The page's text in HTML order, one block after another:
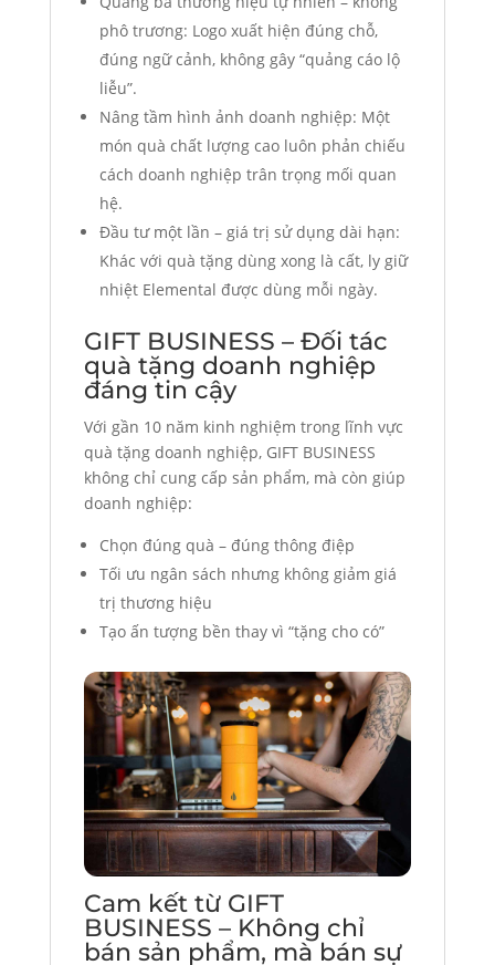
phô trương: Logo xuất hiện đúng chỗ,
đúng ngữ cảnh, không gây “quảng cáo lộ
liễu”.
Nâng tầm hình ảnh doanh nghiệp: Một
món quà chất lượng cao luôn phản chiếu
cách doanh nghiệp trân trọng mối quan
hệ.
Đầu tư một lần – giá trị sử dụng dài hạn:
Khác với quà tặng dùng xong là cất, ly giữ
nhiệt Elemental được dùng mỗi ngày.
GIFT BUSINESS – Đối tác
quà tặng doanh nghiệp
đáng tin cậy
Với gần 10 năm kinh nghiệm trong lĩnh vực
quà tặng doanh nghiệp, GIFT BUSINESS
không chỉ cung cấp sản phẩm, mà còn giúp
doanh nghiệp:
Chọn đúng quà – đúng thông điệp
Tối ưu ngân sách nhưng không giảm giá
trị thương hiệu
Tạo ấn tượng bền thay vì “tặng cho có”
Cam kết từ GIFT
BUSINESS – Không chỉ
bán sản phẩm, mà bán sự